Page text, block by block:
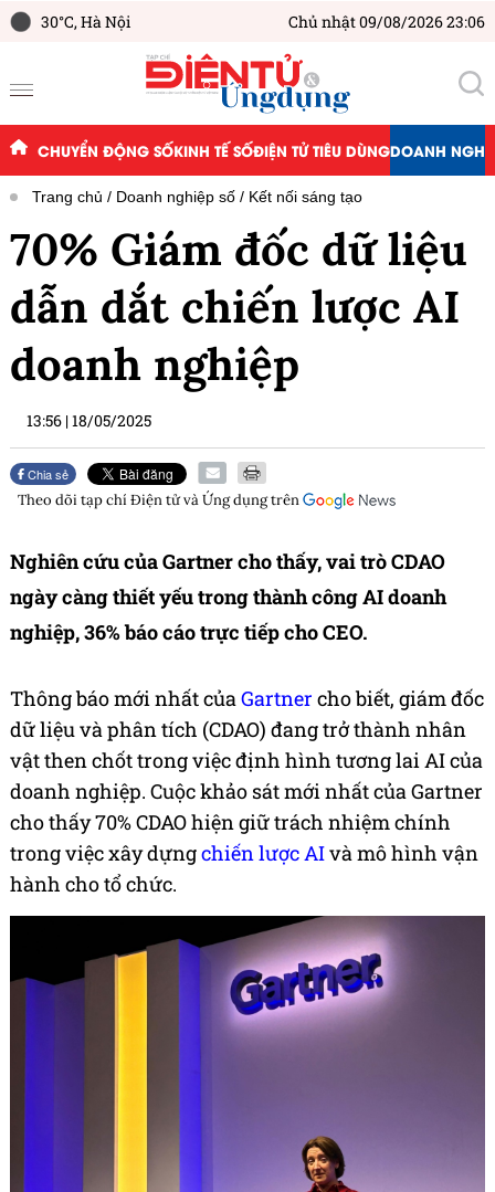
30°C,Hà Nội Chủ nhật 09/08/2026 23:06
CHUYỂN ĐỘNG SỐKINH TẾ SỐĐIỆN TỬ TIÊU DÙNGDOANH
Trang chủ Doanh nghiệp số Kết nối sáng tạo
70% Giám đốc dữ liệu
dẫn dắt chiến lược AI
doanh nghiệp
13:56 |18/05/2025
Chia sẻ
Theo dõi tạp chíĐiện tử và Ứng dụngtrên
Nghiên cứu của Gartner cho thấy, vai trò CDAO
ngày càng thiết yếu trong thành công AI doanh
nghiệp, 36% báo cáo trực tiếp cho CEO.
Thông báo mới nhất củaGartner cho biết, giám đốc
dữ liệu và phân tích (CDAO) đang trở thành nhân
vật then chốt trong việc định hình tương lai AI của
doanh nghiệp. Cuộc khảo sát mới nhất của Gartner
cho thấy 70% CDAO hiện giữ trách nhiệm chính
trong việc xây dựngchiến lược AIvà mô hình vận
hành cho tổ chức.